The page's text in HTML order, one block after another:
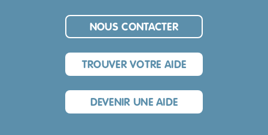
NOUS CONTACTER
TROUVER VOTRE AIDE
DEVENIR UNE AIDE